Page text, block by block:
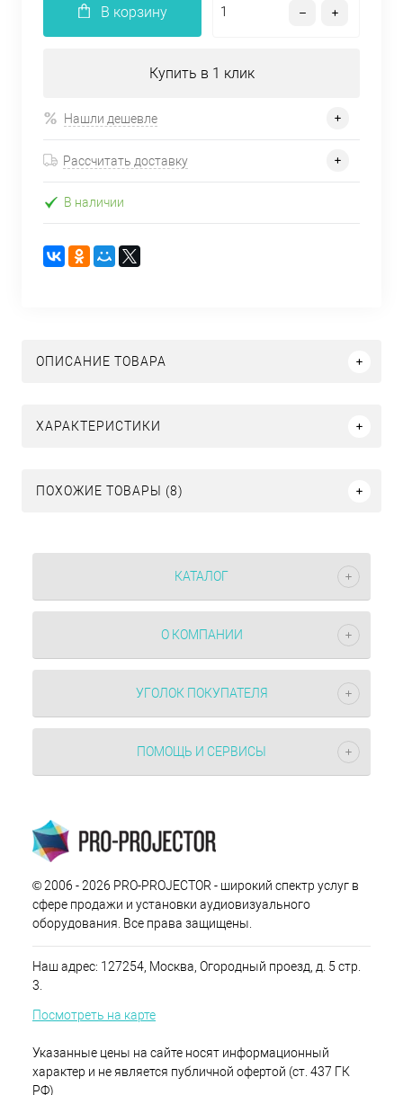
В корзину
Купить в 1 клик
Нашли дешевле
Рассчитать доставку
В наличии
ОПИСАНИЕ ТОВАРА
ХАРАКТЕРИСТИКИ
ПОХОЖИЕ ТОВАРЫ (8)
КАТАЛОГ
О КОМПАНИИ
УГОЛОК ПОКУПАТЕЛЯ
ПОМОЩЬ И СЕРВИСЫ
© 2006 - 2026 PRO-PROJECTOR - широкий спектр услуг в
сфере продажи и установки аудиовизуального
оборудования. Все права защищены.
Наш адрес: 127254, Москва, Огородный проезд, д. 5 стр.
3.
Посмотреть на карте
Указанные цены на сайте носят информационный
характер и не является публичной офертой (ст. 437 ГК
РФ)